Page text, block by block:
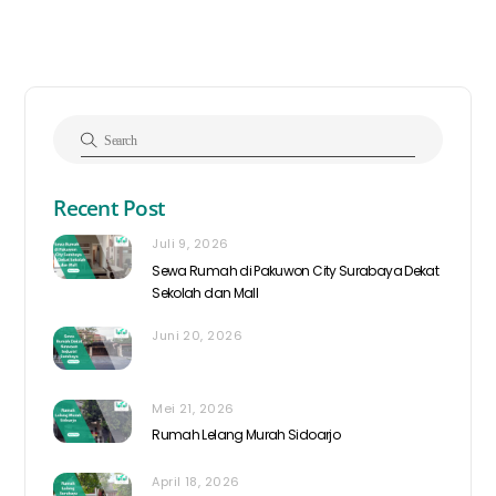
Recent Post
Juli 9, 2026
Sewa Rumah di Pakuwon City Surabaya Dekat
Sekolah dan Mall
Juni 20, 2026
Mei 21, 2026
Rumah Lelang Murah Sidoarjo
April 18, 2026